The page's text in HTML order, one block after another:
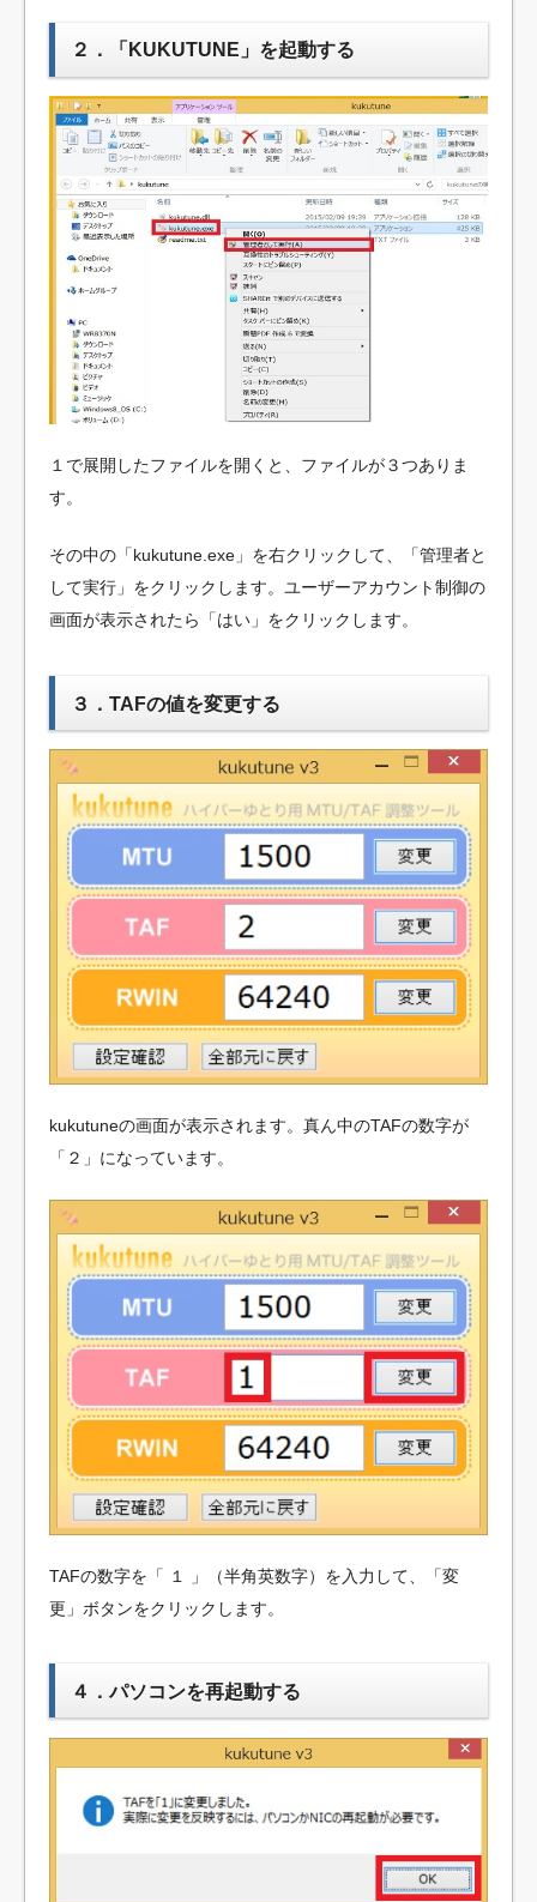
２．「KUKUTUNE」を起動する
１で展開したファイルを開くと、ファイルが３つありま
す。
その中の「kukutune.exe」を右クリックして、「管理者と
して実行」をクリックします。ユーザーアカウント制御の
画面が表示されたら「はい」をクリックします。
３．TAFの値を変更する
kukutuneの画面が表示されます。真ん中のTAFの数字が
「２」になっています。
TAFの数字を「 １ 」（半角英数字）を入力して、「変
更」ボタンをクリックします。
４．パソコンを再起動する